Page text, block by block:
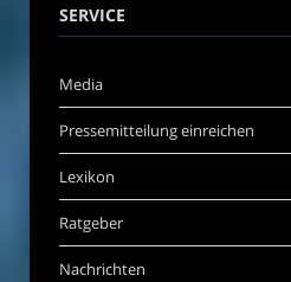
SERVICE
Media
Pressemitteilung einreichen
Lexikon
Ratgeber
Nachrichten